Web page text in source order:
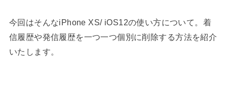
今回はそんなiPhone XS/ iOS12の使い方について。着
信履歴や発信履歴を一つ一つ個別に削除する方法を紹介
いたします。